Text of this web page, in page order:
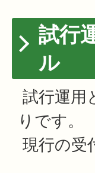
試行
ル
試行運用
りです。
現行の受